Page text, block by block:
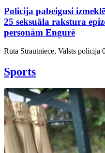
Policija pabeigusi
25 seksuāla rakstura
personām Engurē
Rūta Strautniece, Valsts policija
Sports